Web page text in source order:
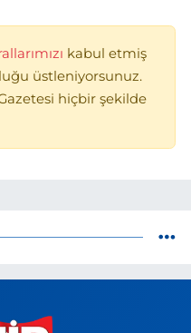
kabul etmiş
üstleniyorsunuz.
hiçbir şekilde